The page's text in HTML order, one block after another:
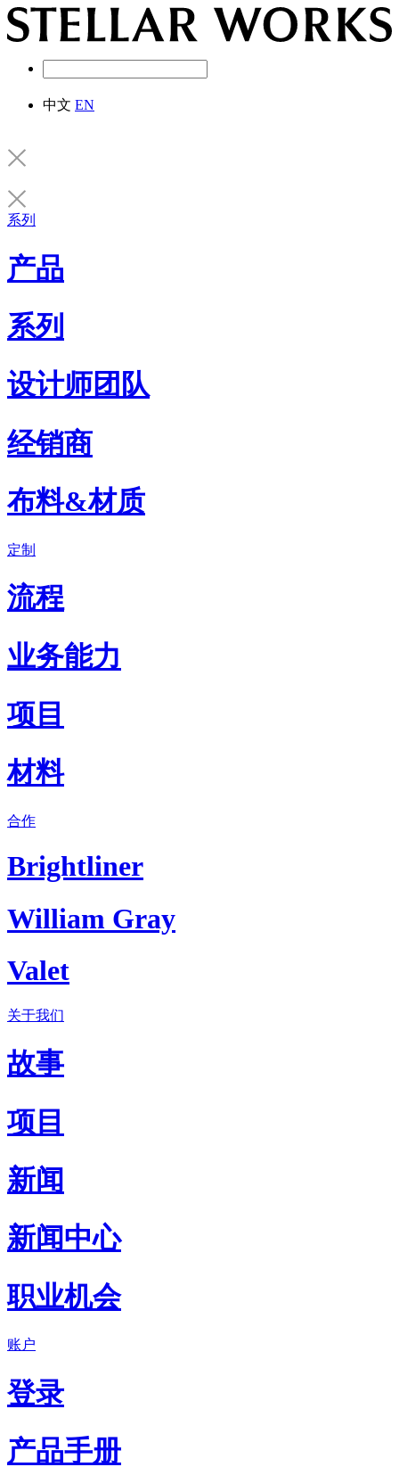
中文 EN
系列
产品
系列
设计师团队
经销商
布料&材质
定制
流程
业务能力
项目
材料
合作
Brightliner
William Gray
Valet
关于我们
故事
项目
新闻
新闻中心
职业机会
账户
登录
产品手册